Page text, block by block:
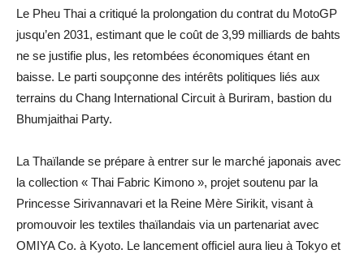
Le Pheu Thai a critiqué la prolongation du contrat du MotoGP
jusqu’en 2031, estimant que le coût de 3,99 milliards de bahts
ne se justifie plus, les retombées économiques étant en
baisse. Le parti soupçonne des intérêts politiques liés aux
terrains du Chang International Circuit à Buriram, bastion du
Bhumjaithai Party.
La Thaïlande se prépare à entrer sur le marché japonais avec
la collection « Thai Fabric Kimono », projet soutenu par la
Princesse Sirivannavari et la Reine Mère Sirikit, visant à
promouvoir les textiles thaïlandais via un partenariat avec
OMIYA Co. à Kyoto. Le lancement officiel aura lieu à Tokyo et